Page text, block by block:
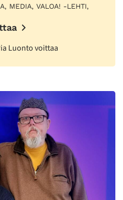
MEDIA, VALOA! -LEHTI,
Luonto voittaa